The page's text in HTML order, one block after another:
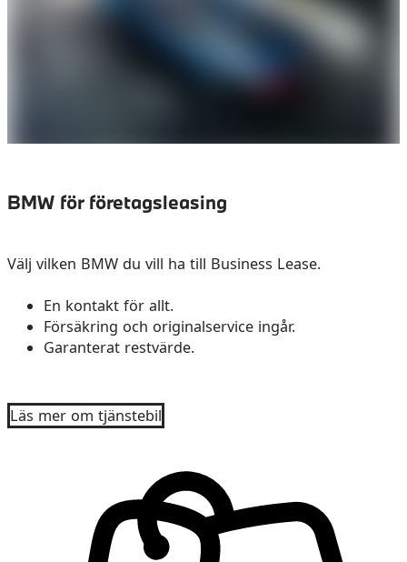
BMW för företagsleasing
Välj vilken BMW du vill ha till Business Lease.
En kontakt för allt.
Försäkring och originalservice ingår.
Garanterat restvärde.
Läs mer om tjänstebil